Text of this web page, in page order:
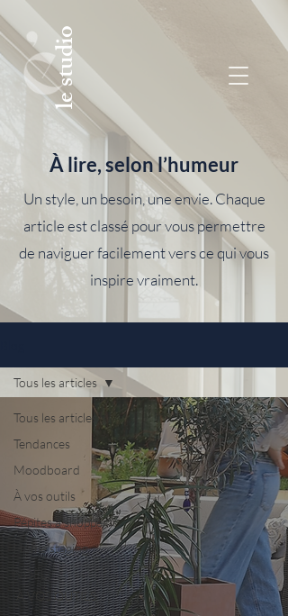
le studio
À lire, selon l’humeur
Un style, un besoin, une envie. Chaque
article est classé pour vous permettre
de naviguer facilement vers ce qui vous
inspire vraiment.
Tous les articles
Tendances
Moodboard
À vos outils
Pépites à shopper
Home staging
NOËL
Tous les articles
À VOS OUTILS